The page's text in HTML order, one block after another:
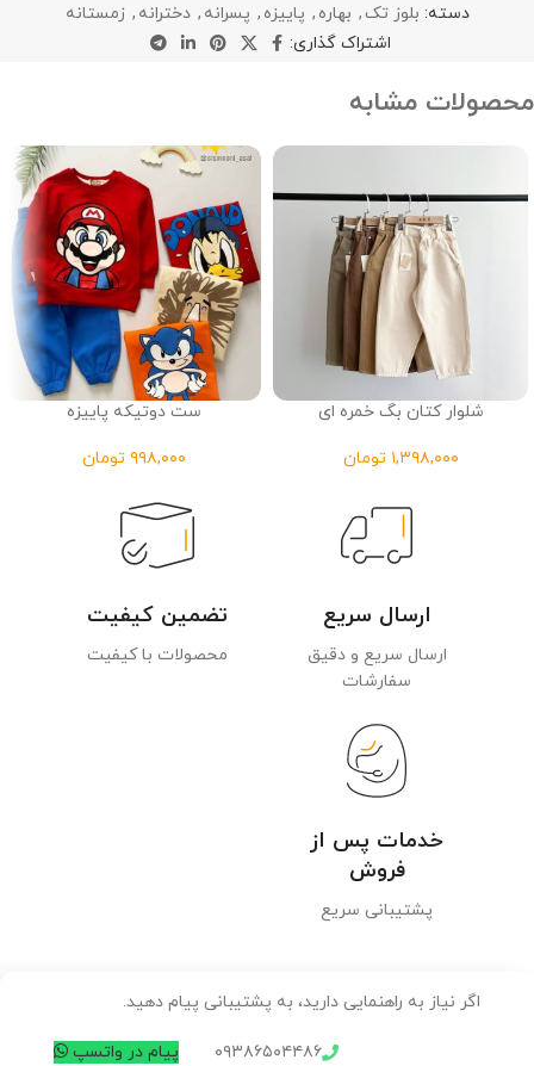
دسته: بلوز تک , بهاره , پاییزه , پسرانه , دخترانه , زمستانه
اشتراک گذاری:
محصولات مشابه
شلوار کتان بگ خمره ای
تومان
ست دوتیکه پاییزه
تومان
ارسال سریع
ارسال سریع و دقیق
سفارشات
تضمین کیفیت
محصولات با کیفیت
خدمات پس از
فروش
پشتیبانی سریع
اگر نیاز به راهنمایی دارید، به پشتیبانی پیام دهید.
۰۹۳۸۶۵۰۴۴۸۶ پیام در واتسپ